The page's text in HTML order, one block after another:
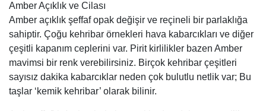
Amber Açıklık ve Cilası
Amber açıklık şeffaf opak değişir ve reçineli bir parlaklığa
sahiptir. Çoğu kehribar örnekleri hava kabarcıkları ve diğer
çeşitli kapanım ceplerini var. Pirit kirlilikler bazen Amber
mavimsi bir renk verebilirsiniz. Birçok kehribar çeşitleri
sayısız dakika kabarcıklar neden çok bulutlu netlik var; Bu
taşlar ‘kemik kehribar’ olarak bilinir.